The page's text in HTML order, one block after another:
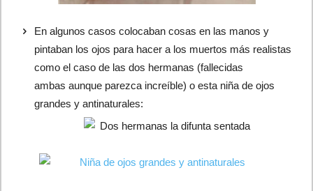
En algunos casos colocaban cosas en las manos y
pintaban los ojos para hacer a los muertos más realistas
como el caso de las dos hermanas (fallecidas
ambas aunque parezca increíble) o esta niña de ojos
grandes y antinaturales: